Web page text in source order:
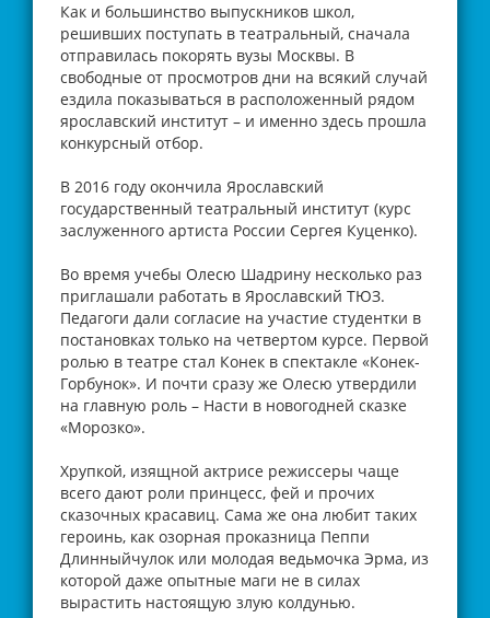
Как и большинство выпускников школ,
решивших поступать в театральный, сначала
отправилась покорять вузы Москвы. В
свободные от просмотров дни на всякий случай
ездила показываться в расположенный рядом
ярославский институт – и именно здесь прошла
конкурсный отбор.
В 2016 году окончила Ярославский
государственный театральный институт (курс
заслуженного артиста России Сергея Куценко).
Во время учебы Олесю Шадрину несколько раз
приглашали работать в Ярославский ТЮЗ.
Педагоги дали согласие на участие студентки в
постановках только на четвертом курсе. Первой
ролью в театре стал Конек в спектакле «Конек-
Горбунок». И почти сразу же Олесю утвердили
на главную роль – Насти в новогодней сказке
«Морозко».
Хрупкой, изящной актрисе режиссеры чаще
всего дают роли принцесс, фей и прочих
сказочных красавиц. Сама же она любит таких
героинь, как озорная проказница Пеппи
Длинныйчулок или молодая ведьмочка Эрма, из
которой даже опытные маги не в силах
вырастить настоящую злую колдунью.